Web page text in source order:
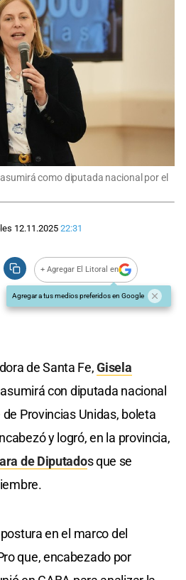
como diputada nacional por el
12.11.2025 22:31
+ Agregar El Litoral en
Agregar a tus medios preferidos en Google
de Santa Fe,Gisela
con diputada nacional
Provincias Unidas, boleta
y logró, en la provincia,
de Diputados que se
en el marco del
que, encabezado por